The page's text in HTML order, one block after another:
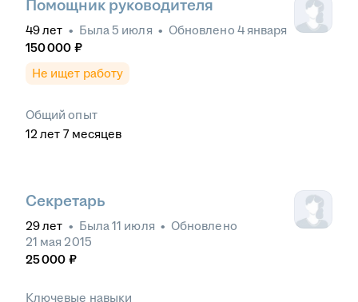
Помощник руководителя
49лет • Была5 июля • Обновлено 4 января
150 000 ₽
Не ищет работу
Общий опыт
12 лет 7 месяцев
Секретарь
29лет • Была11 июля • Обновлено
21 мая 2015
25 000 ₽
Ключевые навыки